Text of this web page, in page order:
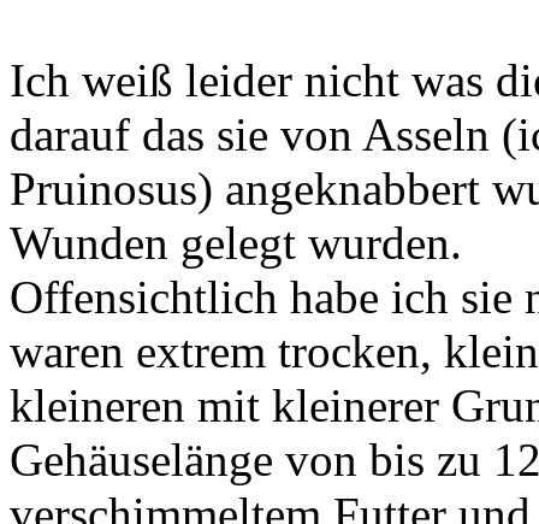
Ich weiß leider nicht was
darauf das sie von Asseln
Pruinosus) angeknabbert
Wunden gelegt wurden.
Offensichtlich habe ich sie
waren extrem trocken,
kleineren mit kleinerer
Gehäuselänge von bis zu